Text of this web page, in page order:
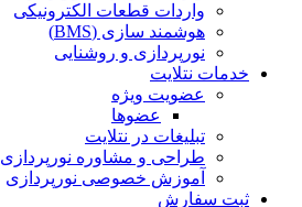
واردات قطعات الکترونیکی
هوشمند سازی (BMS)
نورپردازی و روشنایی
خدمات نتلایت
عضویت ویژه
عضوها
تبلیغات در نتلایت
طراحی و مشاوره نورپردازی
آموزش خصوصی نورپردازی
ثبت سفارش